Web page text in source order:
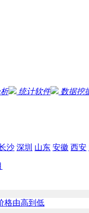
统计软件 数据挖
沙 深圳 山东 安徽 西安
格由高到低